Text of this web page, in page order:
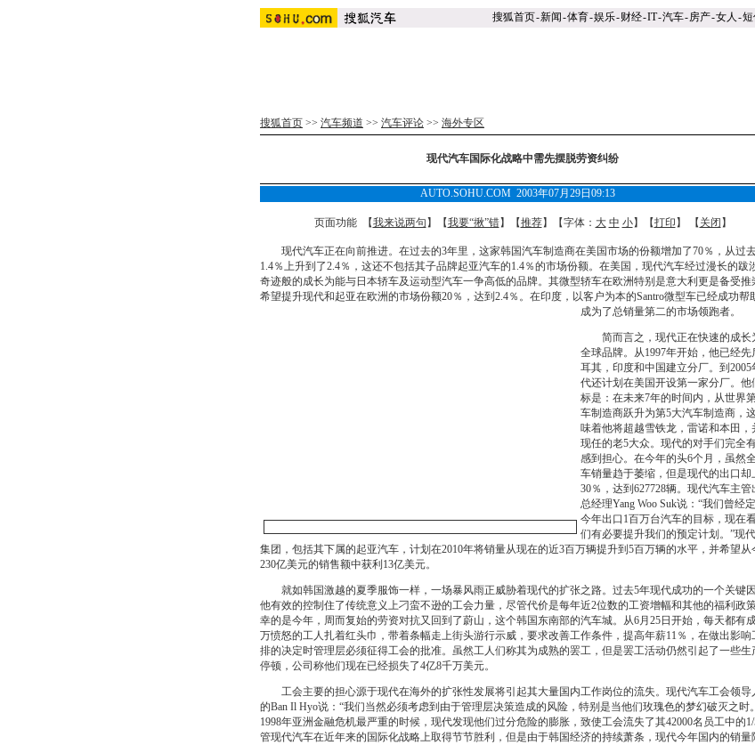
搜狐首页-新闻-体育-娱乐-财经-IT-汽车-房产-女人 -
搜狐首页 >> 汽车频道 >> 汽车评论 >> 海外专区
现代汽车国际化战略中需先摆脱劳资纠纷
AUTO.SOHU.COM 2003年07月29日09:13
页面功能 【我来说两句 】【我要“揪”错】【推荐】【字体： 大 中 小】【打印 】 【 关闭 】
现代汽车正在向前推进。在过去的3年里，这家韩国汽车制造商在美国市场的份额增加了70％，从过
1.4％上升到了2.4％，这还不包括其子品牌起亚汽车的1.4％的市场份额。在美国，现代汽车经过漫长的跋
奇迹般的成长为能与日本轿车及运动型汽车一争高低的品牌。其微型轿车在欧洲特别是意大利更是备受推
希望提升现代和起亚在欧洲的市场份额20％，达到2.4％。在印度，以客户为本的Santro微型车已经成功帮
成为了总销量第二的市场领跑者。
简而言之，现代正在快速的成长
全球品牌。从1997年开始，他已经先
耳其，印度和中国建立分厂。到2005
代还计划在美国开设第一家分厂。他
标是：在未来7年的时间内，从世界
车制造商跃升为第5大汽车制造商，
味着他将超越雪铁龙，雷诺和本田，
现任的老5大众。现代的对手们完全
感到担心。在今年的头6个月，虽然
车销量趋于萎缩，但是现代的出口却
30％，达到627728辆。现代汽车主管
总经理Yang Woo Suk说：“我们曾经
今年出口1百万台汽车的目标，现在
们有必要提升我们的预定计划。”现
集团，包括其下属的起亚汽车，计划在2010年将销量从现在的近3百万辆提升到5百万辆的水平，并希望从
230亿美元的销售额中获利13亿美元。
就如韩国激越的夏季服饰一样，一场暴风雨正威胁着现代的扩张之路。过去5年现代成功的一个关键
他有效的控制住了传统意义上刁蛮不逊的工会力量，尽管代价是每年近2位数的工资增幅和其他的福利政
幸的是今年，周而复始的劳资对抗又回到了蔚山，这个韩国东南部的汽车城。从6月25日开始，每天都有
万愤怒的工人扎着红头巾，带着条幅走上街头游行示威，要求改善工作条件，提高年薪11％，在做出影响
排的决定时管理层必须征得工会的批准。虽然工人们称其为成熟的罢工，但是罢工活动仍然引起了一些生
停顿，公司称他们现在已经损失了4亿8千万美元。
工会主要的担心源于现代在海外的扩张性发展将引起其大量国内工作岗位的流失。现代汽车工会领导
的Ban Il Hyo说：“我们当然必须考虑到由于管理层决策造成的风险，特别是当他们玫瑰色的梦幻破灭之时
1998年亚洲金融危机最严重的时候，现代发现他们过分危险的膨胀，致使工会流失了其42000名员工中的
管现代汽车在近年来的国际化战略上取得节节胜利，但是由于韩国经济的持续萧条，现代今年国内的销量